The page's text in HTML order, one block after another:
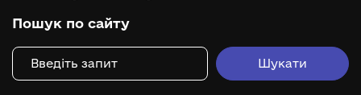
Пошук по сайту